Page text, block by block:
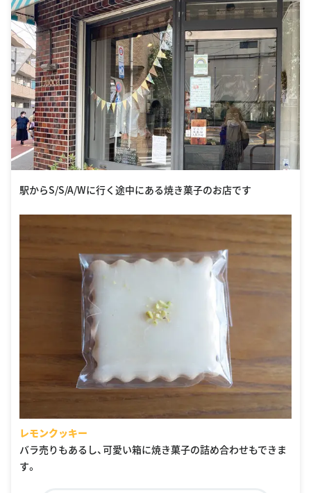
駅からS/S/A/Wに行く途中にある焼き菓子のお店です
レモンクッキー
バラ売りもあるし、可愛い箱に焼き菓子の詰め合わせもできま
す。